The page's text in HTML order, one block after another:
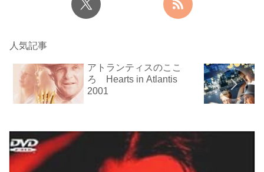
人気記事
アトランティスのここ
ろ Hearts in Atlantis
2001